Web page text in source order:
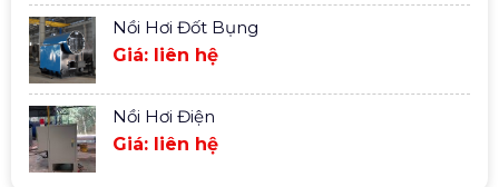
Nồi Hơi Đốt Bụng
Giá: liên hệ
Nồi Hơi Điện
Giá: liên hệ